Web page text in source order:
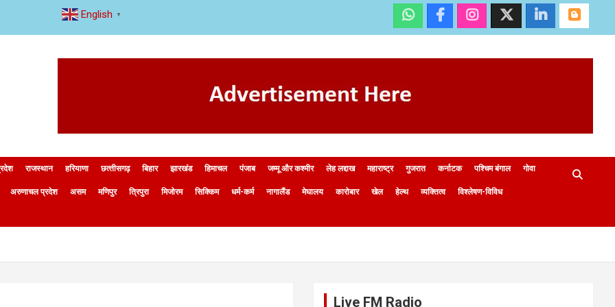
राजस्थान हरियाणा छत्‍तीसगढ़ बिहार झारखंड हिमाचल पंजाब जम्मू और कश्मीर लेह लद्दाख महाराष्ट्र गुजरात कर्नाटक पश्चिम बंगाल गोवा
अरुणाचल प्रदेश असम मणिपुर त्रिपुरा मिजोरम सिक्किम धर्म-कर्म नागालैंड मेघालय कारोबार खेल हेल्थ व्यक्तित्व विश्लेषण-विविध
Live FM Radio
English ▼